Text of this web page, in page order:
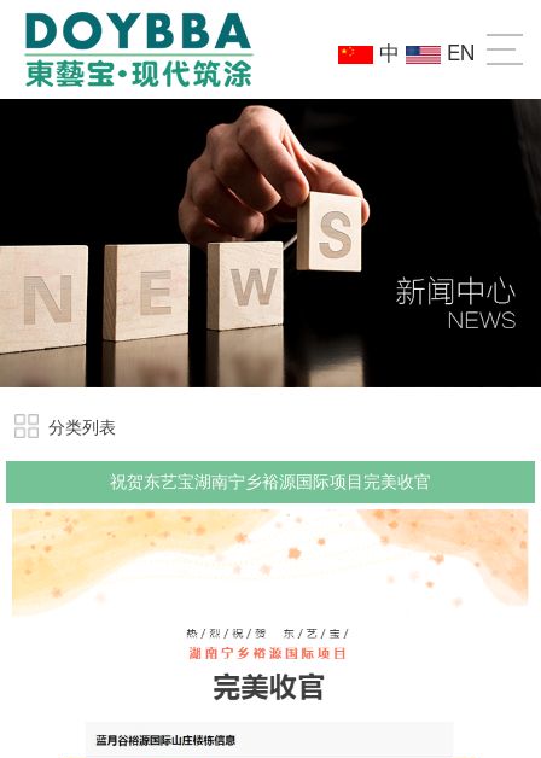
中 EN
分类列表
祝贺东艺宝湖南宁乡裕源国际项目完美收官